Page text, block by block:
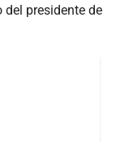
del presidente de